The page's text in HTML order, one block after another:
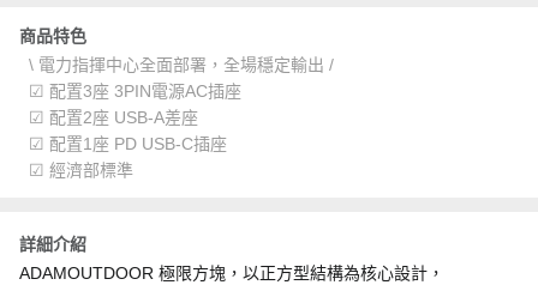
商品特色
\ 電力指揮中心全面部署，全場穩定輸出 /
☑ 配置3座 3PIN電源AC插座
☑ 配置2座 USB-A差座
☑ 配置1座 PD USB-C插座
☑ 經濟部標準
詳細介紹
ADAMOUTDOOR 極限方塊，以正方型結構為核心設計，